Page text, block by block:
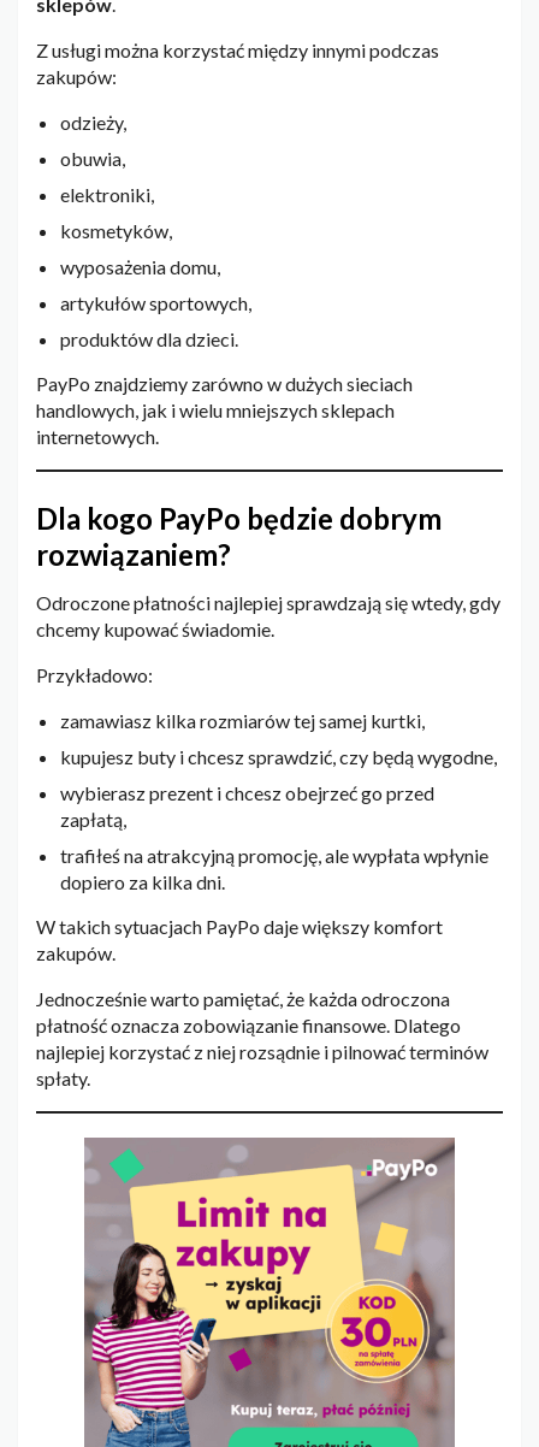
Z usługi można korzystać między innymi podczas
zakupów:
odzieży,
obuwia,
elektroniki,
kosmetyków,
wyposażenia domu,
artykułów sportowych,
produktów dla dzieci.
PayPo znajdziemy zarówno w dużych sieciach
handlowych, jak i wielu mniejszych sklepach
internetowych.
Dla kogo PayPo będzie dobrym
rozwiązaniem?
Odroczone płatności najlepiej sprawdzają się wtedy, gdy
chcemy kupować świadomie.
Przykładowo:
zamawiasz kilka rozmiarów tej samej kurtki,
kupujesz buty i chcesz sprawdzić, czy będą wygodne,
wybierasz prezent i chcesz obejrzeć go przed
zapłatą,
trafiłeś na atrakcyjną promocję, ale wypłata wpłynie
dopiero za kilka dni.
W takich sytuacjach PayPo daje większy komfort
zakupów.
Jednocześnie warto pamiętać, że każda odroczona
płatność oznacza zobowiązanie finansowe. Dlatego
najlepiej korzystać z niej rozsądnie i pilnować terminów
spłaty.